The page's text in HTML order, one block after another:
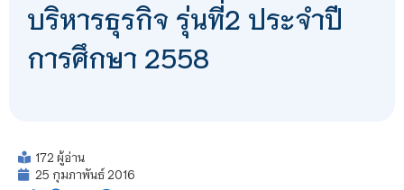
บริหารธุรกิจ รุ่นที่2 ประจำปี
การศึกษา 2558
172 ผู้อ่าน
25 กุมภาพันธ์ 2016